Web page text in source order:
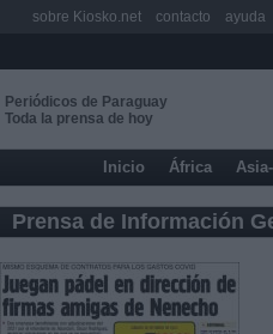
Periódicos de Paraguay
Toda la prensa de hoy
Inicio África
Prensa de Información
sobre Kiosko.net contacto ayuda